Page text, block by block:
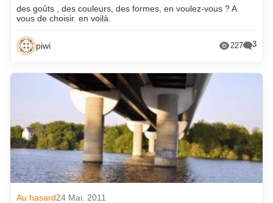
des goûts , des couleurs, des formes, en voulez-vous ? A
vous de choisir. en voilà.
piwi 227 3
Au hasard24 Mai. 2011